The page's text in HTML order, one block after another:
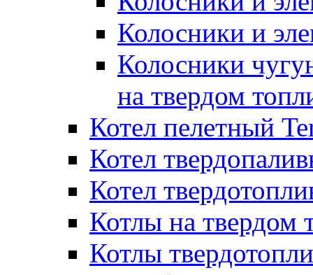
Колосники и
Колосники
на твердом
Котел пелетный
Котел
Котел
Котлы на твердом
Котлы